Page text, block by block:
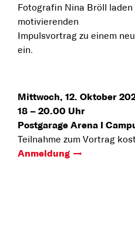
Fotografin Nina Bröll
motivierenden
Impulsvortrag zu einem
ein.
Mittwoch, 12. Oktober
18 – 20.00 Uhr
Postgarage Arena I
Teilnahme zum Vortrag
Anmeldung